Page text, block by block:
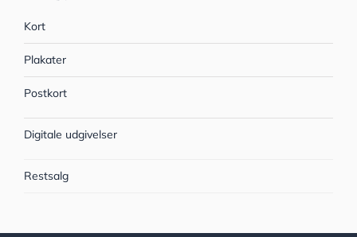
Kort
Plakater
Postkort
Digitale udgivelser
Restsalg